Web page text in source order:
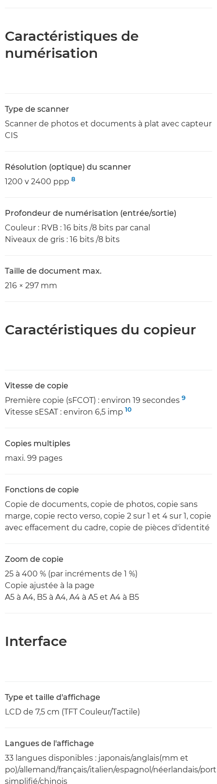
Caractéristiques de
numérisation
Type de scanner
Scanner de photos et documents à plat avec capteur
CIS
Résolution (optique) du scanner
1200 v 2400 ppp 8
Profondeur de numérisation (entrée/sortie)
Couleur : RVB : 16 bits /8 bits par canal
Niveaux de gris : 16 bits /8 bits
Taille de document max.
216 × 297 mm
Caractéristiques du copieur
Vitesse de copie
Première copie (sFCOT) : environ 19 secondes 9
Vitesse sESAT : environ 6,5 imp 10
Copies multiples
maxi. 99 pages
Fonctions de copie
Copie de documents, copie de photos, copie sans
marge, copie recto verso, copie 2 sur 1 et 4 sur 1, copie
avec effacement du cadre, copie de pièces d'identité
Zoom de copie
25 à 400 % (par incréments de 1 %)
Copie ajustée à la page
A5 à A4, B5 à A4, A4 à A5 et A4 à B5
Interface
Type et taille d'affichage
LCD de 7,5 cm (TFT Couleur/Tactile)
Langues de l'affichage
33 langues disponibles : japonais/anglais(mm et
po)/allemand/français/italien/espagnol/néerlandais/
simplifié/chinois